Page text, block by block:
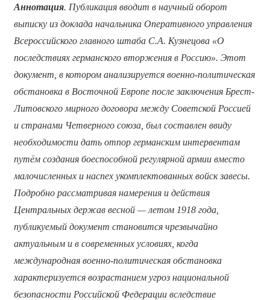
Аннотация. Публикация вводит в научный оборот
выписку из доклада начальника Оперативного управления
Всероссийского главного штаба С.А. Кузнецова «О
последствиях германского вторжения в Россию». Этот
документ, в котором анализируется военно-политическая
обстановка в Восточной Европе после заключения Брест-
Литовского мирного договора между Советской Россией
и странами Четверного союза, был составлен ввиду
необходимости дать отпор германским интервентам
путём создания боеспособной регулярной армии вместо
малочисленных и наспех укомплектованных войск завесы.
Подробно рассматривая намерения и действия
Центральных держав весной — летом 1918 года,
публикуемый документ становится чрезвычайно
актуальным и в современных условиях, когда
международная военно-политическая обстановка
характеризуется возрастанием угроз национальной
безопасности Российской Федерации вследствие